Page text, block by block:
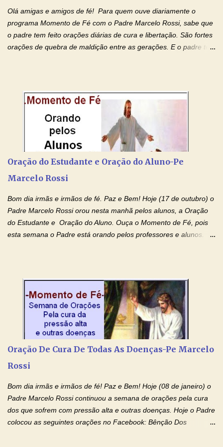
Olá amigas e amigos de fé! Para quem ouve diariamente o
programa Momento de Fé com o Padre Marcelo Rossi, sabe que
o padre tem feito orações diárias de cura e libertação. São fortes
orações de quebra de maldição entre as gerações. E o padre tem
por estas valiosas orações. Tenham um lindo fim de semana na
paz de Jesus Cristo e no amor de Maria Santíssima. Adriana-
Devoção e Fé Clique para acessar: Facebook Padre Marcelo
Rossi Site Padre Marcelo Rossi (para ouvir o Momento de Fé)
Tocai, Cura! E Restaura! "Jesus, no poder de Seu Nome, peço
gerações, através de todas as raízes da minha árvore
genealógica. Que o Sangue de Jesus, purificador e vivificante,
Oração do Estudante e Oração do Aluno-Pe
Marcelo Rossi
Bom dia irmãs e irmãos de fé. Paz e Bem! Hoje (17 de outubro) o
Padre Marcelo Rossi orou nesta manhã pelos alunos, a Oração
do Estudante e Oração do Aluno. Ouça o Momento de Fé, pois
esta semana o Padre está orando pelos professores e alunos.
intelectualmente e espiritualmente para o dia da prova. Confie no
amor Ágape de Jesus e no amor materno de Nossa Senhora.
Fique com a paz de Jesus e o amor de Maria! Adriana-Devoção e
Fé Oração do Estudante I Senhor, eu sou estudante, e por sinal,
inteligente. Prova isto é o fato de eu estar aqui, conversando com
de estudar. Mas, como o Senhor sabe, a vida de estudante nem
sempre é fácil. A rotina cansa e o aprender exige uma série de
Oração De Cura De Todas As Doenças-Pe Marcelo
Rossi
Bom dia irmãs e irmãos de fé! Paz e Bem! Hoje (08 de janeiro) o
Padre Marcelo Rossi continuou a semana de orações pela cura
dos que sofrem com pressão alta e outras doenças. Hoje o Padre
colocou as seguintes orações no Facebook: Bênção Dos